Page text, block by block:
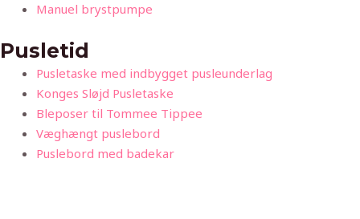
Manuel brystpumpe
Pusletid
Pusletaske med indbygget pusleunderlag
Konges Sløjd Pusletaske
Bleposer til Tommee Tippee
Væghængt puslebord
Puslebord med badekar